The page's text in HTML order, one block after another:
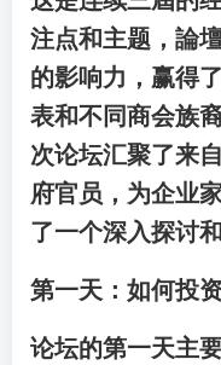
注点和主题，論
的影响力，赢得
表和不同商会族
次论坛汇聚了来
府官员，为企业
了一个深入探讨
第一天：如何投
论坛的第一天主